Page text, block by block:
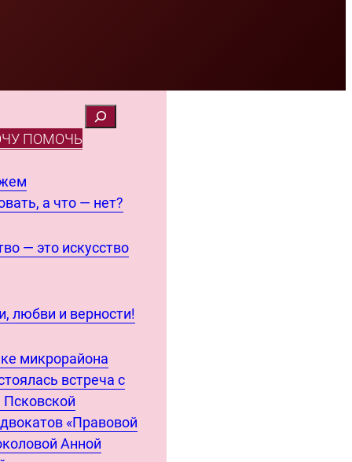
ПОМОЧЬ
а что — нет?
— это искусство
любви и верности!
микрорайона
встреча с
«Правовой
Анной